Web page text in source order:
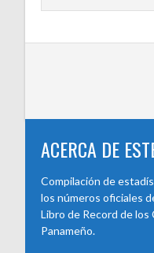
ACERCA DE
Compilación de
los números oficiales
Libro de Record de los
Panameño.